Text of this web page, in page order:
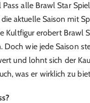
alle Brawl Star
aktuelle Saison mit
Kultfigur erobert Brawl
wie jede Saison
und lohnt sich der
was er wirklich zu